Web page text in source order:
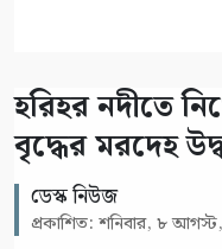
হরিহর নদীতে
বৃদ্ধের মরদেহ
ডেস্ক নিউজ
প্রকাশিত: শনিবার, ৮